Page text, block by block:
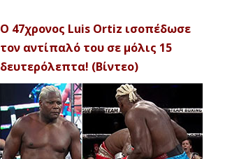
Ο 47χρονος Luis Ortiz ισοπέδωσε
τον αντίπαλό του σε μόλις 15
δευτερόλεπτα! (Βίντεο)